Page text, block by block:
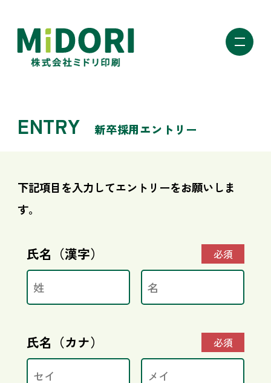
ミドリ印刷
ENTRY 新卒採用エントリー
下記項目を入力してエントリーをお願いしま
す。
氏名（漢字） 必須
氏名（カナ） 必須